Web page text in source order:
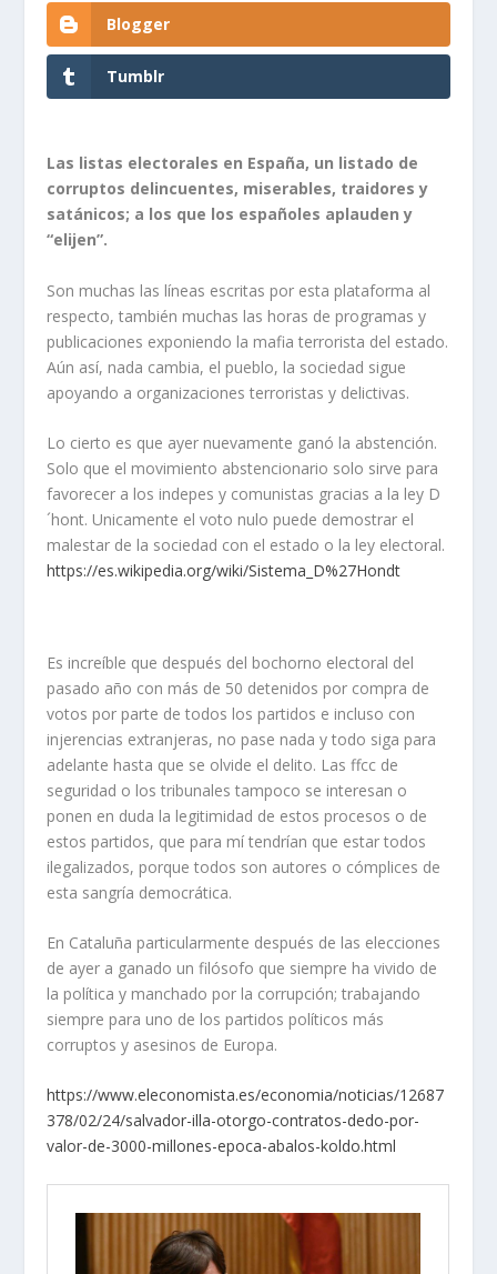
Blogger
Tumblr
Las listas electorales en España, un listado de
corruptos delincuentes, miserables, traidores y
satánicos; a los que los españoles aplauden y
“elijen”.
Son muchas las líneas escritas por esta plataforma al
respecto, también muchas las horas de programas y
publicaciones exponiendo la mafia terrorista del estado.
Aún así, nada cambia, el pueblo, la sociedad sigue
apoyando a organizaciones terroristas y delictivas.
Lo cierto es que ayer nuevamente ganó la abstención.
Solo que el movimiento abstencionario solo sirve para
favorecer a los indepes y comunistas gracias a la ley D
´hont. Unicamente el voto nulo puede demostrar el
malestar de la sociedad con el estado o la ley electoral.
https://es.wikipedia.org/wiki/Sistema_D%27Hondt
Es increíble que después del bochorno electoral del
pasado año con más de 50 detenidos por compra de
votos por parte de todos los partidos e incluso con
injerencias extranjeras, no pase nada y todo siga para
adelante hasta que se olvide el delito. Las ffcc de
seguridad o los tribunales tampoco se interesan o
ponen en duda la legitimidad de estos procesos o de
estos partidos, que para mí tendrían que estar todos
ilegalizados, porque todos son autores o cómplices de
esta sangría democrática.
En Cataluña particularmente después de las elecciones
de ayer a ganado un filósofo que siempre ha vivido de
la política y manchado por la corrupción; trabajando
siempre para uno de los partidos políticos más
corruptos y asesinos de Europa.
https://www.eleconomista.es/economia/noticias/12687
378/02/24/salvador-illa-otorgo-contratos-dedo-por-
valor-de-3000-millones-epoca-abalos-koldo.html